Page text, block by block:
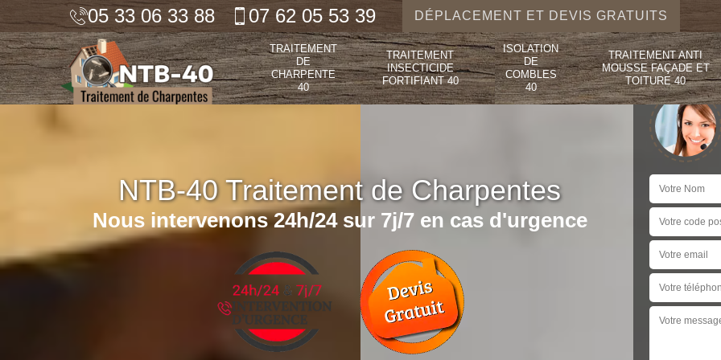
05 33 06 33 88 07 62 05 53 39 DÉPLACEMENT ET DEVIS GRATUITS
TRAITEMENT
DE
CHARPENTE
40
TRAITEMENT
INSECTICIDE
FORTIFIANT 40
ISOLATION
DE
COMBLES
40
TRAITEMENT ANTI
MOUSSE FAÇADE ET
TOITURE 40
NTB-40 Traitement de Charpentes
Nous intervenons 24h/24 sur 7j/7 en cas d'urgence